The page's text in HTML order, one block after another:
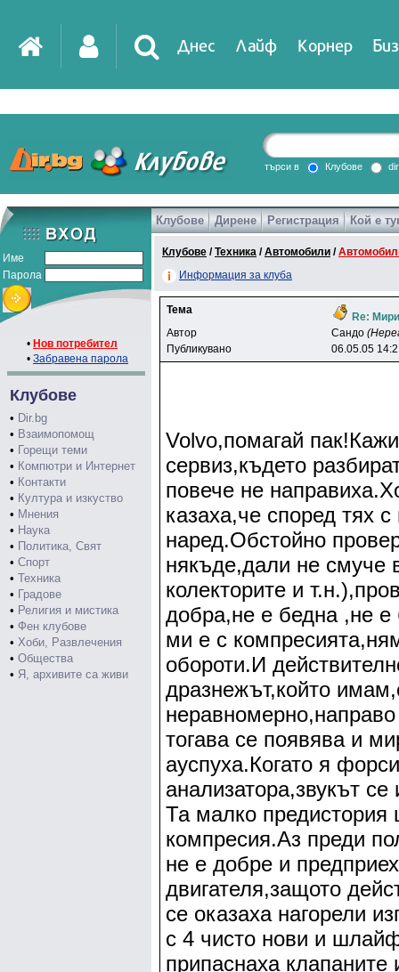
Днес Лайф Корнер
DirTV Impressio
Games
търси в Клубове
Име
Парола
• Нов потребител
• Забравена парола
Клубове
• Dir.bg
• Взаимопомощ
• Горещи теми
• Компютри и Интернет
• Контакти
• Култура и изкуство
• Мнения
• Наука
• Политика, Свят
• Спорт
• Техника
• Градове
• Религия и мистика
• Фен клубове
• Хоби, Развлечения
• Общества
• Я, архивите са живи
Клубове Дирене Регистрация Кой е
Клубове /Техника /Автомобили /
Информация за клуба
Тема
Re:
Автор
Caндo
Публикувано
06.05.05
Volvo,помагай
сервиз,където
повече не
казаха,че според тях
наред.Обстойно
някъде,дали не смуче
колекторите и
добра,не е бедна ,не е
ми е с
обороти.И
дразнежът,който
тогава се появява и
ауспуха.Когато я
анализатора,звукът се
Та малко
компресия.Аз преди
не е добре и
двигателя,защото
се оказаха нагорели
с 4 чисто нови и
припаснаха клапаните